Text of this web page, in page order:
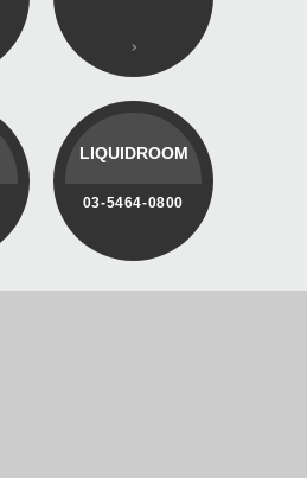
LIQUIDROOM
03-5464-0800